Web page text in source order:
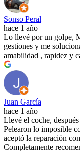
Sonso Peral
hace 1 año
Lo llevé por un golpe,
gestiones y me
amabilidad , rapidez y
Juan García
hace 1 año
Llevé el coche,
Pelearon lo imposible
aceptó la reparación
Completamente